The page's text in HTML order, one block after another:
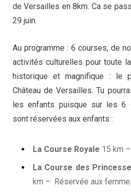
de Versailles en 8km. Ca se
29 juin.
Au programme : 6 courses, de
activités culturelles pour toute
historique et magnifique : le
Château de Versailles. Tu
les enfants puisque sur les 6
sont réservées aux enfants :
La Course Royale 15 km
La Course des
km – Réservée aux femm